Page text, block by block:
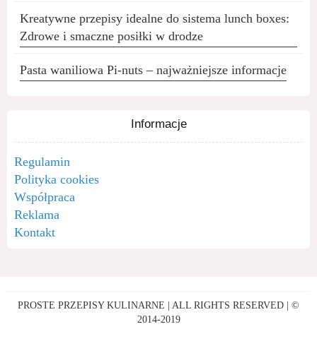
Kreatywne przepisy idealne do sistema lunch boxes:
Zdrowe i smaczne posiłki w drodze
Pasta waniliowa Pi-nuts – najważniejsze informacje
Informacje
Regulamin
Polityka cookies
Współpraca
Reklama
Kontakt
PROSTE PRZEPISY KULINARNE | ALL RIGHTS RESERVED | ©
2014-2019